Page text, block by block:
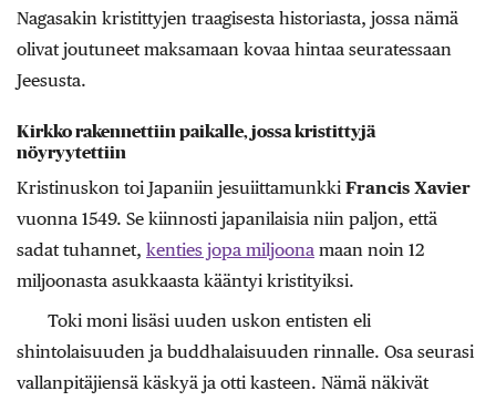
Nagasakin kristittyjen traagisesta historiasta, jossa nämä
olivat joutuneet maksamaan kovaa hintaa seuratessaan
Jeesusta.
Kirkko rakennettiin paikalle, jossa kristittyjä
nöyryytettiin
Kristinuskon toi Japaniin jesuiittamunkki Francis Xavier
vuonna 1549. Se kiinnosti japanilaisia niin paljon, että
sadat tuhannet, kenties jopa miljoona maan noin 12
miljoonasta asukkaasta kääntyi kristityiksi.
Toki moni lisäsi uuden uskon entisten eli
shintolaisuuden ja buddhalaisuuden rinnalle. Osa seurasi
vallanpitäjiensä käskyä ja otti kasteen. Nämä näkivät